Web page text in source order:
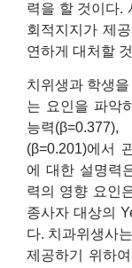
력을 할 것이다.
회적지지가 제
연하게 대처할
치위생과 학생
는 요인을 파악
능력
(β=0.201)에서
에 대한 설명력
력의 영향 요인
종사자 대상의
다. 치과위생사
제공하기 위하